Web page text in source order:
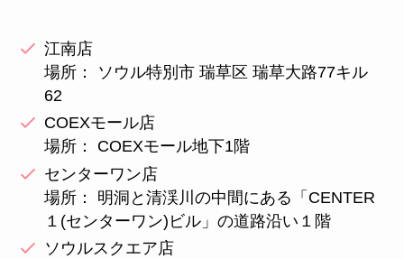
江南店
場所： ソウル特別市 瑞草区 瑞草大路77キル
62
COEXモール店
場所： COEXモール地下1階
センターワン店
場所： 明洞と清渓川の中間にある「CENTER
１(センターワン)ビル」の道路沿い１階
ソウルスクエア店